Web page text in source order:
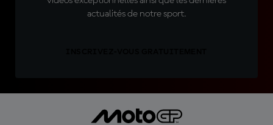
actualités de notre sport.